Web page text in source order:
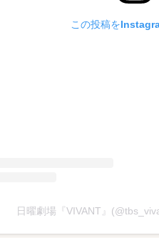
この投稿を
日曜劇場『VIVANT』